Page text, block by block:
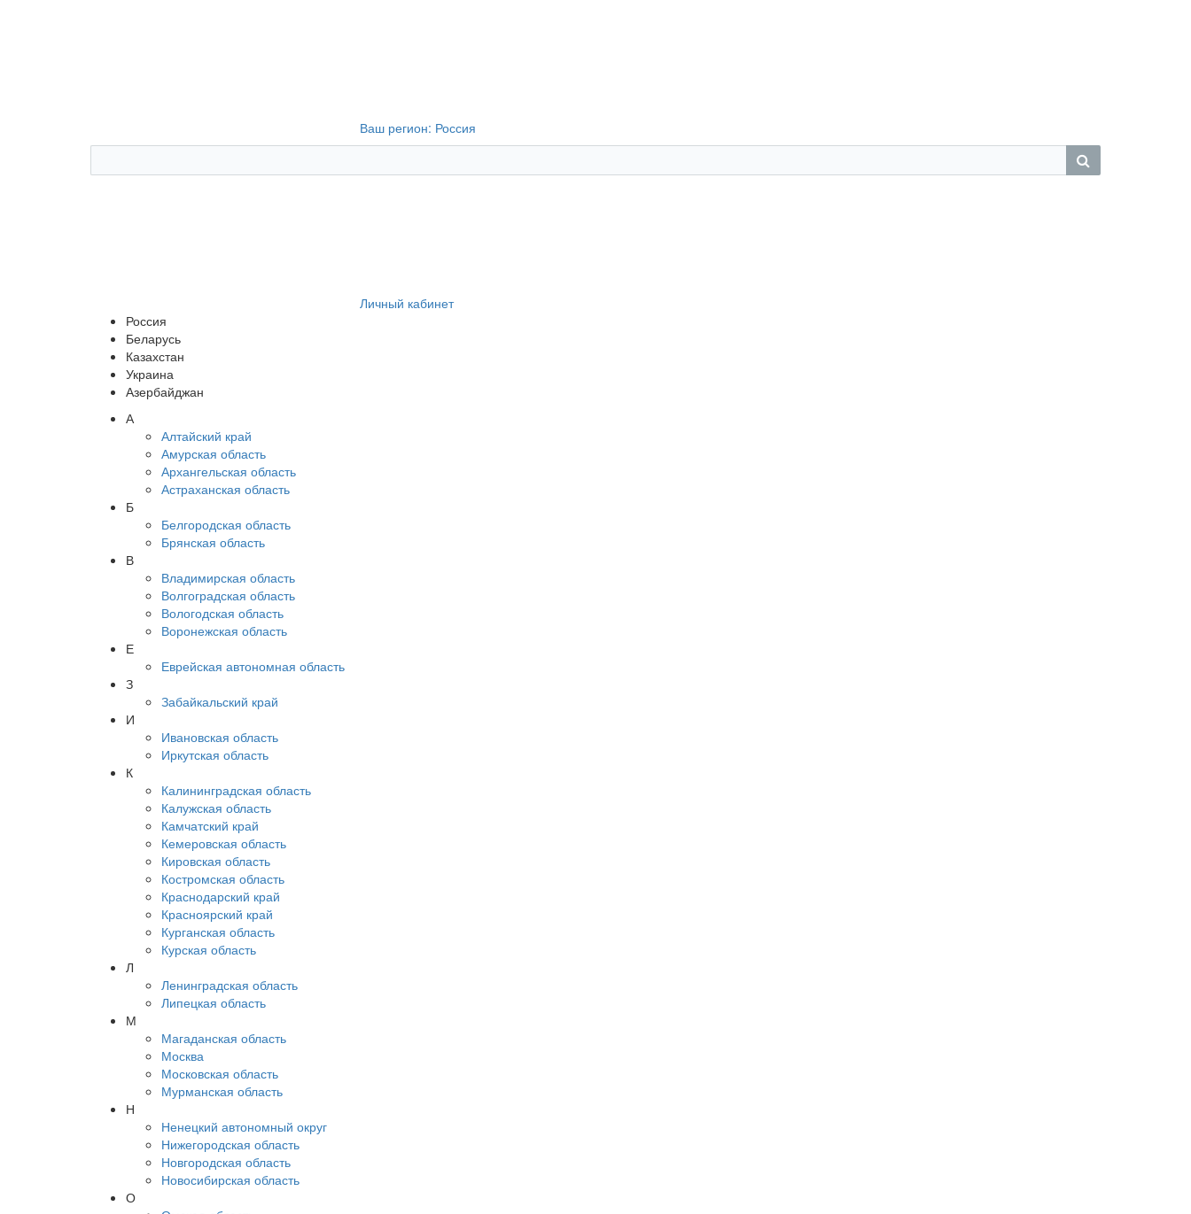
Ваш регион: Россия
Личный кабинет
Россия
Беларусь
Казахстан
Украина
Азербайджан
А
Алтайский край
Амурская область
Архангельская область
Астраханская область
Б
Белгородская область
Брянская область
В
Владимирская область
Волгоградская область
Вологодская область
Воронежская область
Е
Еврейская автономная область
З
Забайкальский край
И
Ивановская область
Иркутская область
К
Калининградская область
Калужская область
Камчатский край
Кемеровская область
Кировская область
Костромская область
Краснодарский край
Красноярский край
Курганская область
Курская область
Л
Ленинградская область
Липецкая область
М
Магаданская область
Москва
Московская область
Мурманская область
Н
Ненецкий автономный округ
Нижегородская область
Новгородская область
Новосибирская область
О